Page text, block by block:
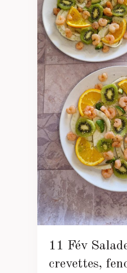
11 Fév
crevettes,